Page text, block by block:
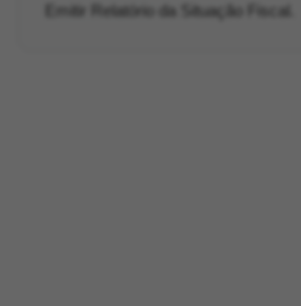
Emitir Relatório da Situação Fiscal.